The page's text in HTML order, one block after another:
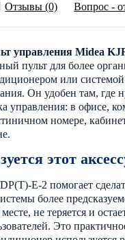
Отзывы (0)
Вопрос -
управления Midea
пульт для более
или системой
Он удобен там, где
управления: в офисе,
номере,
этот
E-2 помогает
более
месте, не теряется и
Это